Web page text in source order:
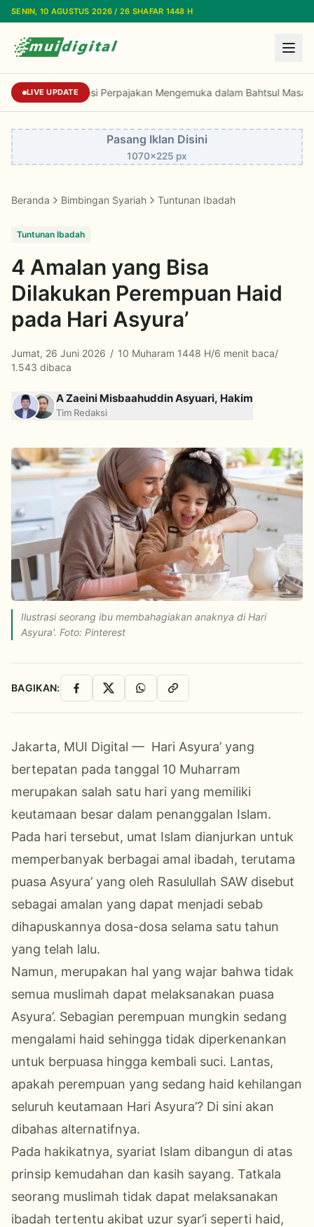
Lewati ke konten utama
SENIN, 10 AGUSTUS 2026 / 26 SHAFAR 1448 H
LIVE UPDATE Dorongan Reformasi Perpajakan Mengemuka
Pasang Iklan Disini
1070x225 px
Beranda Bimbingan Syariah Tuntunan Ibadah
Tuntunan Ibadah
4 Amalan yang Bisa
Dilakukan Perempuan Haid
pada Hari Asyura’
Jumat, 26 Juni 2026 / 10 Muharam 1448 H/6 menit baca/
1.543 dibaca
A Zaeini Misbaahuddin Asyuari, Hakim
Tim Redaksi
Ilustrasi seorang ibu membahagiakan anaknya di Hari
Asyura'. Foto: Pinterest
BAGIKAN: Facebook
X WhatsAppSalin Link
Jakarta, MUI Digital — Hari Asyura’ yang
bertepatan pada tanggal 10 Muharram
merupakan salah satu hari yang memiliki
keutamaan besar dalam penanggalan Islam.
Pada hari tersebut, umat Islam dianjurkan untuk
memperbanyak berbagai amal ibadah, terutama
puasa Asyura’ yang oleh Rasulullah SAW disebut
sebagai amalan yang dapat menjadi sebab
dihapuskannya dosa-dosa selama satu tahun
yang telah lalu.
Namun, merupakan hal yang wajar bahwa tidak
semua muslimah dapat melaksanakan puasa
Asyura’. Sebagian perempuan mungkin sedang
mengalami haid sehingga tidak diperkenankan
untuk berpuasa hingga kembali suci. Lantas,
apakah perempuan yang sedang haid kehilangan
seluruh keutamaan Hari Asyura’? Di sini akan
dibahas alternatifnya.
Pada hakikatnya, syariat Islam dibangun di atas
prinsip kemudahan dan kasih sayang. Tatkala
seorang muslimah tidak dapat melaksanakan
ibadah tertentu akibat uzur syar’i seperti haid,